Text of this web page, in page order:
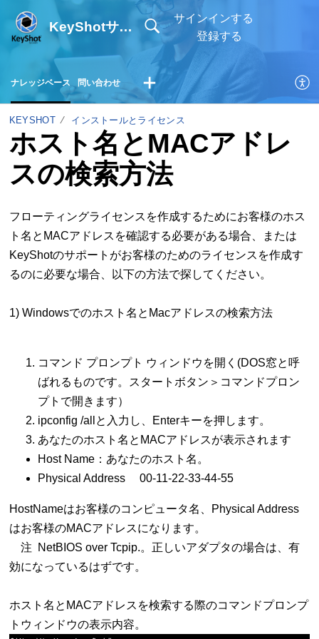
KeyShotサポートサイト
サインインする
登録する
ナレッジベース 問い合わせ
KEYSHOT インストールとライセンス
ホスト名とMACアドレ
スの検索方法
フローティングライセンスを作成するためにお客様のホス
ト名とMACアドレスを確認する必要がある場合、または
KeyShotのサポートがお客様のためのライセンスを作成す
るのに必要な場合、以下の方法で探してください。
1) Windowsでのホスト名とMacアドレスの検索方法
コマンド プロンプト ウィンドウを開く(DOS窓と呼
ばれるものです。スタートボタン＞コマンドプロン
プトで開きます）
ipconfig /allと入力し、Enterキーを押します。
あなたのホスト名とMACアドレスが表示されます
Host Name：あなたのホスト名。
Physical Address 00-11-22-33-44-55
HostNameはお客様のコンピュータ名、Physical Address
はお客様のMACアドレスになります。
注 NetBIOS over Tcpip.。正しいアダプタの場合は、有
効になっているはずです。
ホスト名とMACアドレスを検索する際のコマンドプロンプ
トウィンドウの表示内容。